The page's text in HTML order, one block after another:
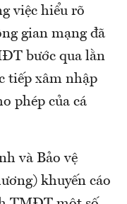
việc hiểu rõ
gian mạng đã
bước qua lằn
tiếp xâm nhập
phép của cá
và Bảo vệ
khuyến cáo